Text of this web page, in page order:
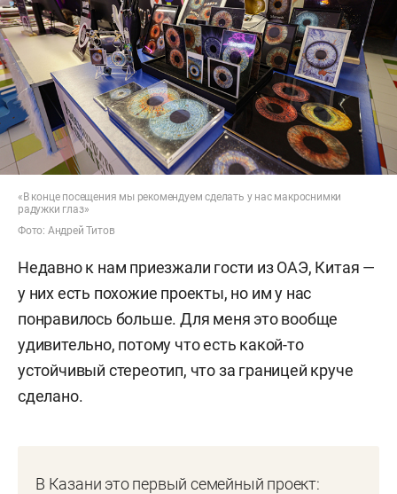
«В конце посещения мы рекомендуем сделать у нас макроснимки
радужки глаз»
Фото: Андрей Титов
Недавно к нам приезжали гости из ОАЭ, Китая —
у них есть похожие проекты, но им у нас
понравилось больше. Для меня это вообще
удивительно, потому что есть какой-то
устойчивый стереотип, что за границей круче
сделано.
В Казани это первый семейный проект: